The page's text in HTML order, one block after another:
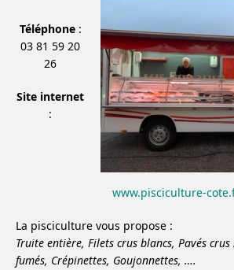
Téléphone:
03 81 59 20
26
Site internet
:
www.pisciculture-
La pisciculture vous propose :
Truite entière, Filets crus blancs, Pavés crus
fumés, Crépinettes, Goujonnettes, ….